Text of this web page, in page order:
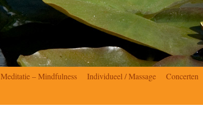
Meditatie – Mindfulness Individueel / Massage Concerten